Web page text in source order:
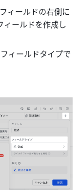
ィールドの右側に
ィールドを作成し
ィールドタイプで